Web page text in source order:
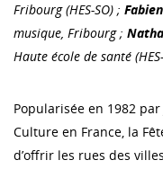
Fribourg (HES-SO) ;
musique, Fribourg ;
Haute école de santé
Popularisée en 1982
Culture en France, la
d’offrir les rues des